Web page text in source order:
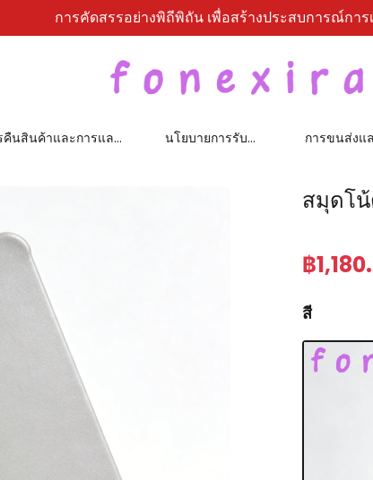
การคัดสรรอย่างพิถีพิถัน เพื่อสร้างประสบการณ์กา
คืนสินค้าและการแลก
นโยบายการรับ
การขนส่งแ
สมุดโ
฿1,180
สี